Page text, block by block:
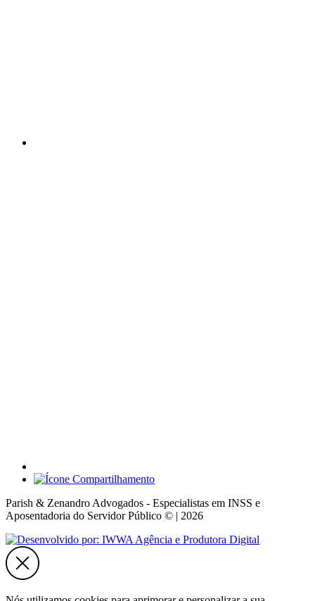
Parish & Zenandro Advogados - Especialistas em INSS e
Aposentadoria do Servidor Público © | 2026